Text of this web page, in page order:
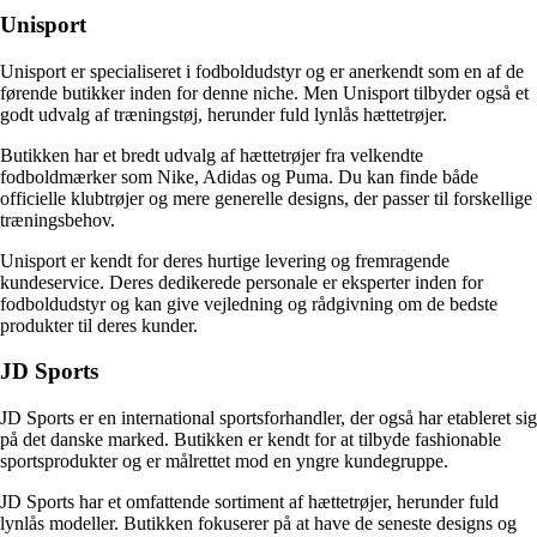
Unisport
Unisport er specialiseret i fodboldudstyr og er anerkendt som en af de
førende butikker inden for denne niche. Men Unisport tilbyder også et
godt udvalg af træningstøj, herunder fuld lynlås hættetrøjer.
Butikken har et bredt udvalg af hættetrøjer fra velkendte
fodboldmærker som Nike, Adidas og Puma. Du kan finde både
officielle klubtrøjer og mere generelle designs, der passer til forskellige
træningsbehov.
Unisport er kendt for deres hurtige levering og fremragende
kundeservice. Deres dedikerede personale er eksperter inden for
fodboldudstyr og kan give vejledning og rådgivning om de bedste
produkter til deres kunder.
JD Sports
JD Sports er en international sportsforhandler, der også har etableret sig
på det danske marked. Butikken er kendt for at tilbyde fashionable
sportsprodukter og er målrettet mod en yngre kundegruppe.
JD Sports har et omfattende sortiment af hættetrøjer, herunder fuld
lynlås modeller. Butikken fokuserer på at have de seneste designs og